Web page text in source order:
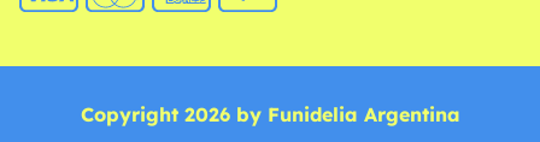
Copyright 2026 by Funidelia Argentina